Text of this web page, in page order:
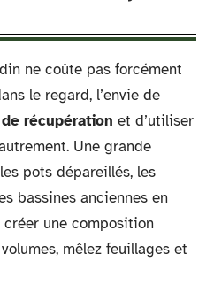
ne coûte pas forcément
le regard, l’envie de
récupération et d’utiliser
Une grande
pots dépareillés, les
bassines anciennes en
une composition
mêlez feuillages et